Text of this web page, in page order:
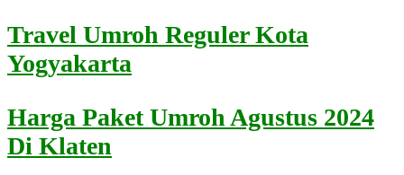
Travel Umroh Reguler Kota
Yogyakarta
Harga Paket Umroh Agustus 2024
Di Klaten